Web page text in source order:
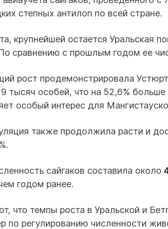
степных антилоп по всей стране.
крупнейшей остается Уральская
сравнению с прошлым годом ее
рост продемонстрировала
тысяч особей, что на 52,6%
особый интерес для
также продолжила расти и
сайгаков составила около
годом ранее.
что темпы роста в Уральской и
по регулированию численности